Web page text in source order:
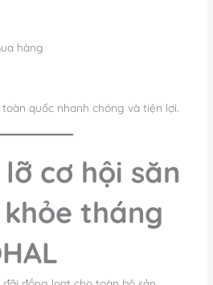
hàng
quốc nhanh chóng và tiện lợi.
cơ hội săn
tháng